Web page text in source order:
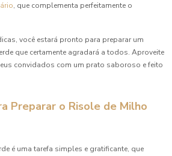
, que complementa perfeitamente o
você estará pronto para preparar um
que certamente agradará a todos. Aproveite
convidados com um prato saboroso e feito
Preparar o Risole de Milho
é uma tarefa simples e gratificante, que